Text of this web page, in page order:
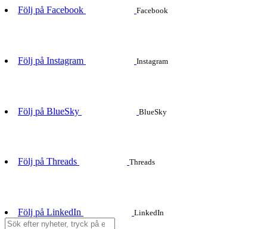
Följ på Facebook Facebook
Följ på Instagram Instagram
Följ på BlueSky BlueSky
Följ på Threads Threads
Följ på LinkedIn LinkedIn